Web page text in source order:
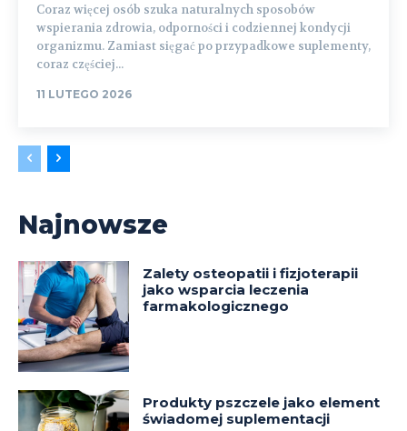
Coraz więcej osób szuka naturalnych sposobów
wspierania zdrowia, odporności i codziennej kondycji
organizmu. Zamiast sięgać po przypadkowe suplementy,
coraz częściej...
11 LUTEGO 2026
Najnowsze
Zalety osteopatii i fizjoterapii
jako wsparcia leczenia
farmakologicznego
Produkty pszczele jako element
świadomej suplementacji